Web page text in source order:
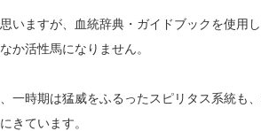
いますが、血統辞典・ガイドブックを使用
か活性馬になりません。
一時期は猛威をふるったスピリタス系統も
きています。